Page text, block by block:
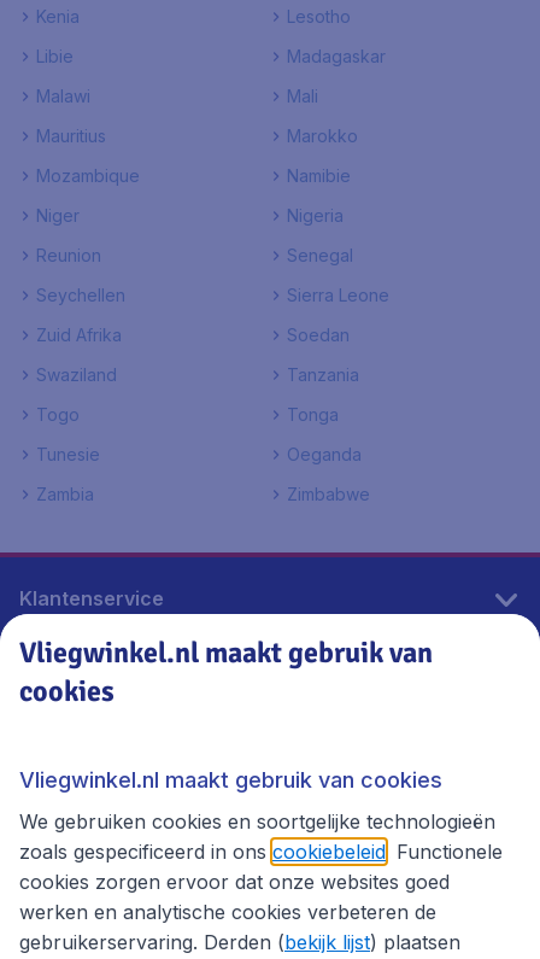
Kenia
Lesotho
Libie
Madagaskar
Malawi
Mali
Mauritius
Marokko
Mozambique
Namibie
Niger
Nigeria
Reunion
Senegal
Seychellen
Sierra Leone
Zuid Afrika
Soedan
Swaziland
Tanzania
Togo
Tonga
Tunesie
Oeganda
Zambia
Zimbabwe
Klantenservice
Vliegwinkel.nl
Thema's
Vliegwinkel.nl maakt gebruik van
cookies
Vliegwinkel.nl maakt gebruik van cookies
We gebruiken cookies en soortgelijke technologieën
zoals gespecificeerd in ons cookiebeleid . Functionele
cookies zorgen ervoor dat onze websites goed
werken en analytische cookies verbeteren de
gebruikerservaring. Derden (bekijk lijst) plaatsen